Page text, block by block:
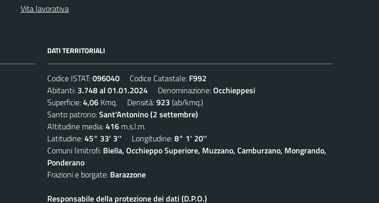
Vita lavorativa
DATI TERRITORIALI
Codice ISTAT:096040 Codice Catastale: F992
Abitanti: 3.748 al 01.01.2024 Denominazione:Occhieppesi
Superficie:4,06 Kmq. Densità:923 (ab/kmq.)
Santo patrono:Sant'Antonino (2 settembre)
Altitudine media:416 m.s.l.m.
Latitudine:45° 33' 3'' Longitudine:8° 1' 20''
Comuni limitrofi: Biella, Occhieppo Superiore, Muzzano, Camburzano, Mongrando,
Ponderano
Frazioni e borgate: Barazzone
Responsabile della protezione dei dati (D.P.O.)